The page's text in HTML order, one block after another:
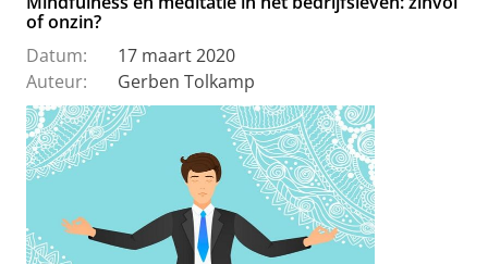
of onzin?
Datum:
17 maart 2020
Auteur:
Gerben Tolkamp